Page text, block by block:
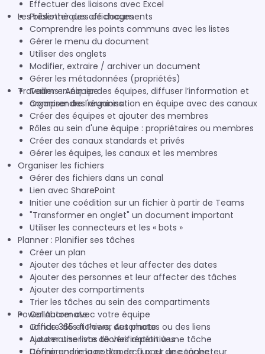
Effectuer des liaisons avec Excel
Présenter des affichages
Les bibliothèques de documents
Comprendre les points communs avec les listes
Gérer le menu du document
Utiliser des onglets
Modifier, extraire / archiver un document
Gérer les métadonnées (propriétés)
Teams : Animer des équipes, diffuser l’information et
organiser des réunions
Travailler en équipe
Comprendre l'organisation en équipe avec des canaux
Créer des équipes et ajouter des membres
Rôles au sein d'une équipe : propriétaires ou membres
Créer des canaux standards et privés
Gérer les équipes, les canaux et les membres
Organiser les fichiers
Gérer des fichiers dans un canal
Lien avec SharePoint
Initier une coédition sur un fichier à partir de Teams
"Transformer en onglet" un document important
Utiliser les connecteurs et les « bots »
Planner : Planifier ses tâches
Créer un plan
Ajouter des tâches et leur affecter des dates
Ajouter des personnes et leur affecter des tâches
Ajouter des compartiments
Trier les tâches au sein des compartiments
Collaborer avec votre équipe
Joindre des fichiers, des photos ou des liens
Ajouter une liste de vérification à une tâche
Définir une image d’aperçu pour une tâche
Power Automate
Office 365 et Power Automate
Automatiser vos tâches répétitives
Comprendre la notion de flux et de connecteur